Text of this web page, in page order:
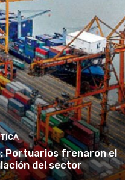
Portuarios frenaron el
del sector